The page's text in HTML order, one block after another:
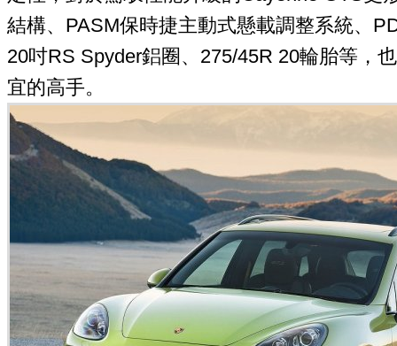
結構、PASM保時捷主動式懸載調整系統、
20吋RS Spyder鋁圈、275/45R 20輪胎等，
宜的高手。